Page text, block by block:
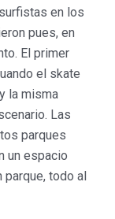
en los
pues, en
El primer
el skate
la misma
Las
parques
un espacio
parque, todo al